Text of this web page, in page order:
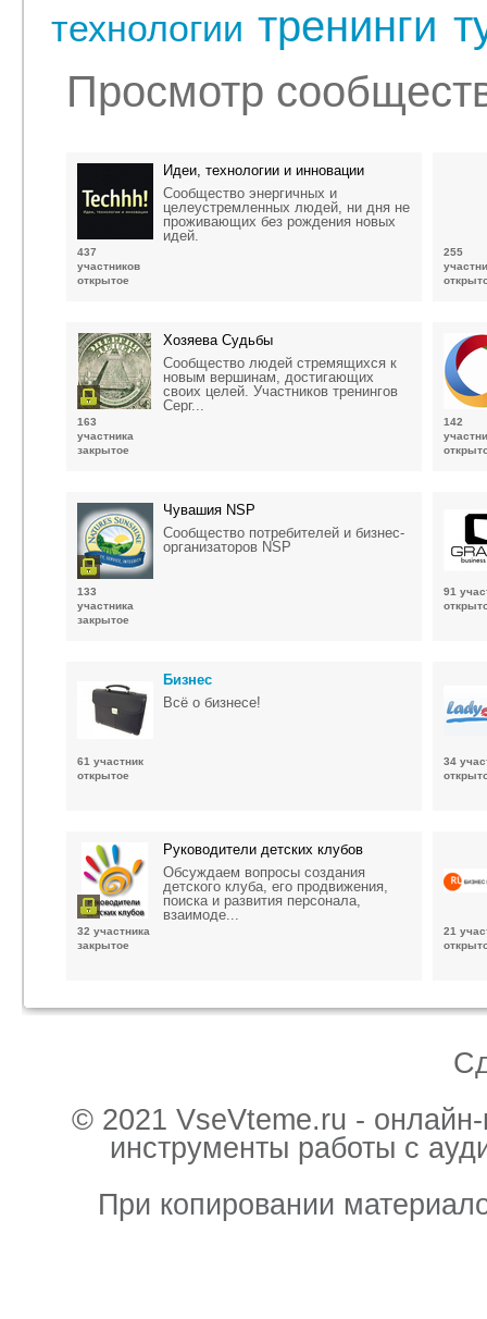
технологии тренинги
Просмотр
437
участников
открытое
Идеи, технологии и инновации
Сообщество энергичных и
целеустремленных людей, ни дня не
проживающих без рождения новых
идей.
255
163
участника
закрытое
Хозяева Судьбы
Сообщество людей стремящихся к
новым вершинам, достигающих
своих целей. Участников тренингов
Серг...
142
133
участника
закрытое
Чувашия NSP
Сообщество потребителей и бизнес-
организаторов NSP
91
61 участник
открытое
Бизнес
Всё о бизнесе!
34
32 участника
закрытое
Руководители детских клубов
Обсуждаем вопросы создания
детского клуба, его продвижения,
поиска и развития персонала,
взаимоде...
21
© 2021 VseVteme.ru -
инструменты работы с
При копировании